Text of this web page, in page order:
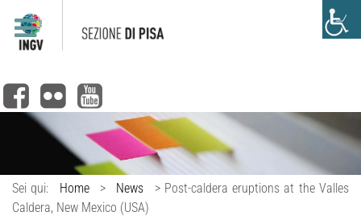
Sei qui: Home > News > Post-caldera eruptions at the Valles
Caldera, New Mexico (USA)